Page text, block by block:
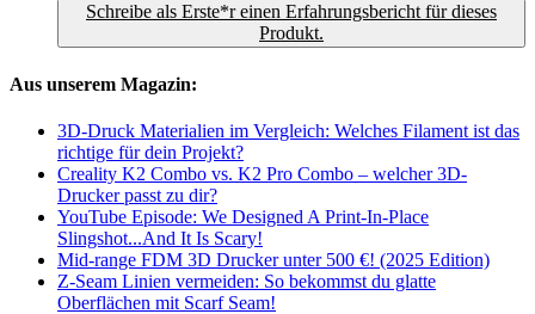
Schreibe als Erste*r einen Erfahrungsbericht für dieses
Produkt.
Aus unserem Magazin:
3D-Druck Materialien im Vergleich: Welches Filament ist das
richtige für dein Projekt?
Creality K2 Combo vs. K2 Pro Combo – welcher 3D-
Drucker passt zu dir?
YouTube Episode: We Designed A Print-In-Place
Slingshot...And It Is Scary!
Mid-range FDM 3D Drucker unter 500 €! (2025 Edition)
Z-Seam Linien vermeiden: So bekommst du glatte
Oberflächen mit Scarf Seam!